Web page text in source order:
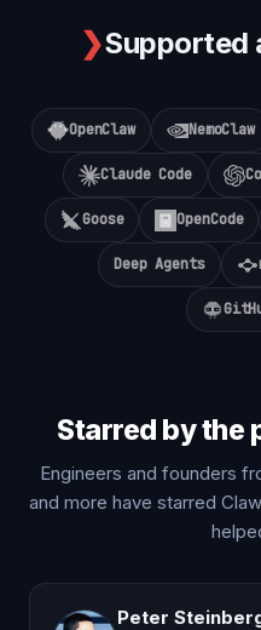
❯Supported
OpenClaw NemoClaw
Claude Code
Goose OpenCode
Deep Agents
Starred by the
Engineers and founders
and more have starred
Peter